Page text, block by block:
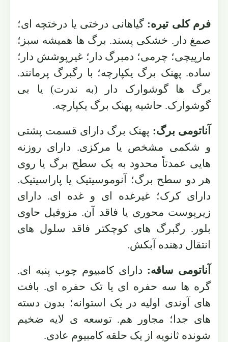
فرم کلی تیره:گیاهانی درختی یا درختچه ای؛
صمغ دار. خشکی پسند. برگ ها همیشه سبز؛
مارپیچی؛ چرمی؛ دمبرگ دار؛ غیرپوشش دار؛
ساده. پهنک برگ یکپارچه؛ با رگبرگ پرمانند.
برگ ها گوشوارک دار (به ندرت) یا بی
گوشوارک. حاشیه پهنک برگ یکپارچه.
آناتومی برگ: پهنک برگ دارای قسمت پشتی
و شکمی مشخص یا مرکزی. دارای روزنه
هایی عمدتاً محدود به یک سطح برگ یا روی
هر دو سطح برگ؛ آنوموسیتیک یا پاراسیتیک.
دارای کرک؛ غیرغده ای و غده ای. دارای
زیرپوست محوری یا فاقد آن. مزوفیل حاوی
بلور. رگبرگ های کوچکتر فاقد سلول های
انتقال دهنده آبکش.
آناتومی ساقه: دارای کامبیوم چوب پنبه ای.
گره ها سه حفره ای یا تک حفره ای. بافت
های آوندی اولیه در یک استوانه؛ بدون دسته
های جدا؛ مجاور هم. توسعه ی لایه ضخیم
شونده ثانویه از یک حلقه کامبیوم عادی.